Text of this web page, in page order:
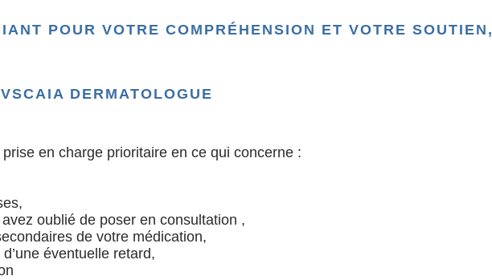
POUR VOTRE COMPRÉHENSION ET VOTRE SOUTIEN,
DERMATOLOGUE
en charge prioritaire en ce qui concerne :
oublié de poser en consultation ,
de votre médication,
éventuelle retard,